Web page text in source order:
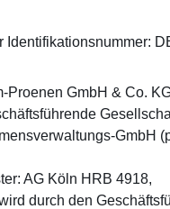
Identifikationsnummer:
Proenen GmbH & Co.
GmbH
AG Köln HRB 4918,
durch den